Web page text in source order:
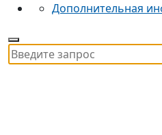
Дополнительная